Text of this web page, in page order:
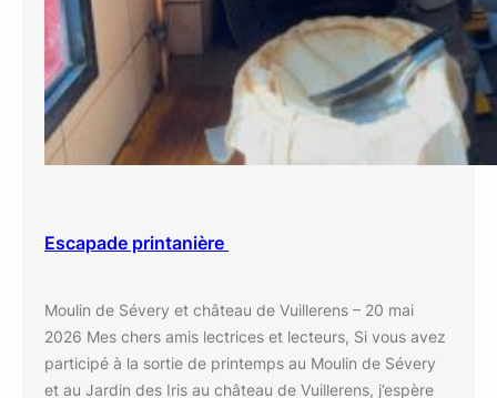
Escapade printanière
Moulin de Sévery et château de Vuillerens – 20 mai
2026 Mes chers amis lectrices et lecteurs, Si vous avez
participé à la sortie de printemps au Moulin de Sévery
et au Jardin des Iris au château de Vuillerens, j’espère